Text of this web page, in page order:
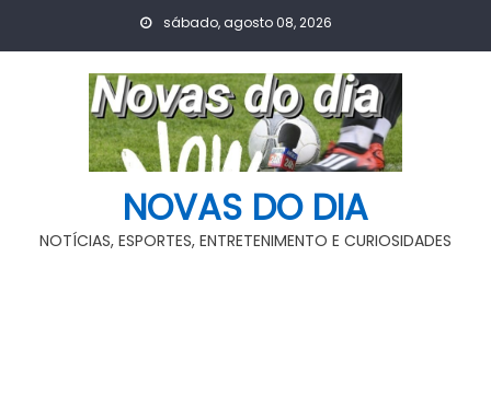
sábado, agosto 08, 2026
NOVAS DO DIA
NOTÍCIAS, ESPORTES, ENTRETENIMENTO E CURIOSIDADES